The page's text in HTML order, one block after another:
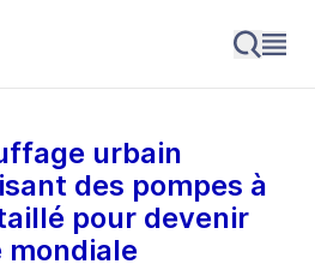
urbain
des pompes à
pour devenir
mondiale